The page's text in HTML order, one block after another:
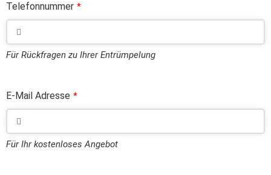
Telefonnummer *
Für Rückfragen zu Ihrer Entrümpelung
E-Mail Adresse *
Für Ihr kostenloses Angebot